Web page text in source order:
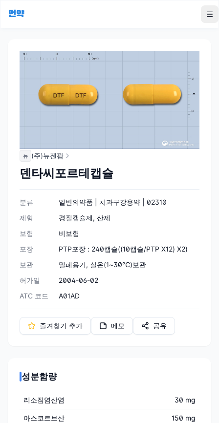
먼약
뉴 (주)뉴젠팜
덴타씨포르테캡슐
분류
일반의약품 | 치과구강용약 | 02310
제형
경질캡슐제, 산제
보험
비보험
포장
PTP포장 : 240캡슐((10캡슐/PTP X12) X2)
보관
밀폐용기, 실온(1~30℃)보관
허가일
2004-06-02
ATC 코드
A01AD
즐겨찾기 추가 메모 공유
성분함량
리소짐염산염 30 mg
아스코르브산 150 mg